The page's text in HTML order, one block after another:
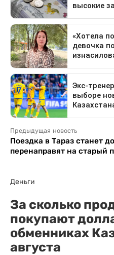
Предыдущая новость
Поездка в Тараз станет
перенаправят на старый
Деньги
За сколько
покупают
обменниках
августа